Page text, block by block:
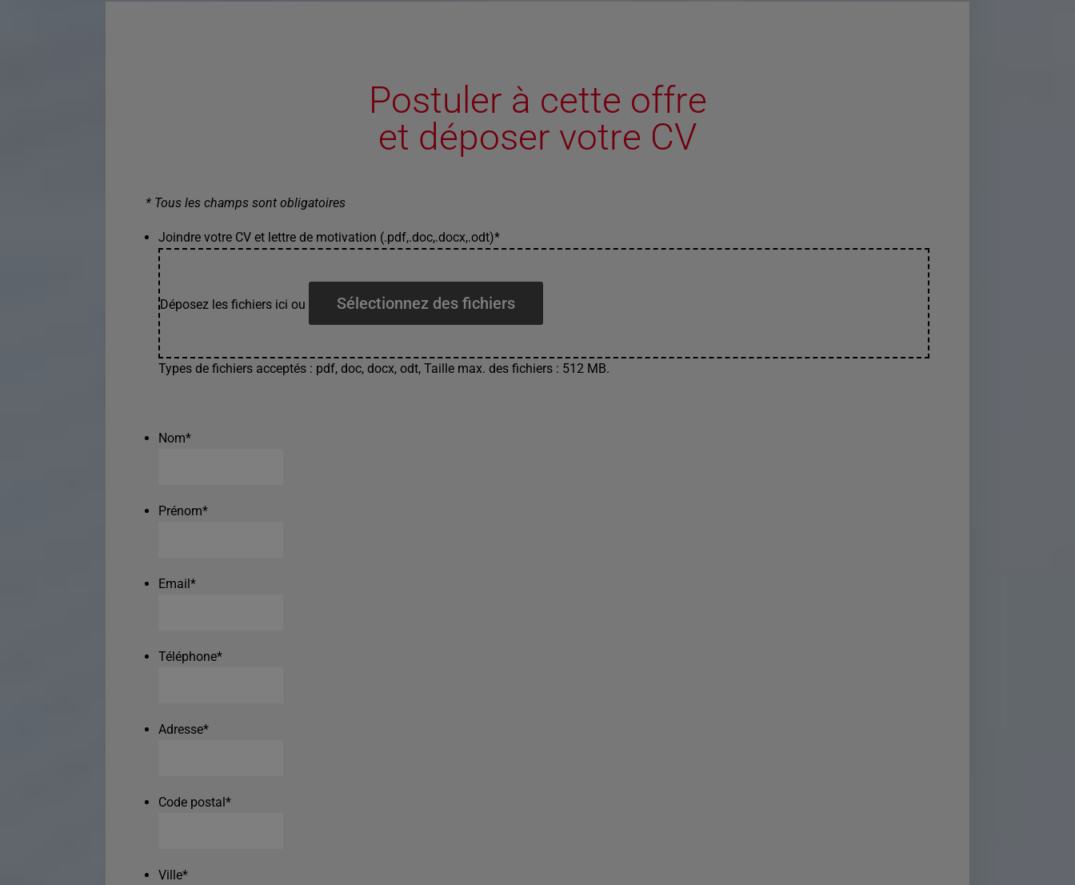
Postuler à cette offre
et déposer votre CV
* Tous les champs sont obligatoires
Joindre votre CV et lettre de motivation (.pdf,.doc,.docx,.odt)*
Déposez les fichiers ici ou Sélectionnez des fichiers
Types de fichiers acceptés : pdf, doc, docx, odt, Taille max. des fichiers : 512 MB.
Nom*
Prénom*
Email*
Téléphone*
Adresse*
Code postal*
Ville*